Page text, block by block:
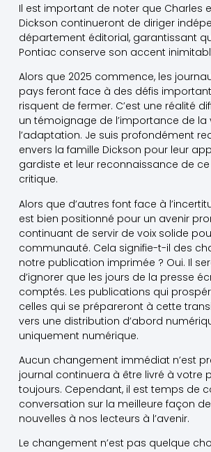
Il est important de noter que Charles
Dickson continueront de diriger
département éditorial, garantissant
Pontiac conserve son accent
Alors que 2025 commence, les
pays feront face à des défis
risquent de fermer. C’est une réalité
un témoignage de l’importance de la
l’adaptation. Je suis profondément
envers la famille Dickson pour leur
gardiste et leur reconnaissance de
critique.
Alors que d’autres font face à
est bien positionné pour un avenir
continuant de servir de voix solide
communauté. Cela signifie-t-il des
notre publication imprimée ? Oui. Il
d’ignorer que les jours de la presse
comptés. Les publications qui
celles qui se prépareront à cette
vers une distribution d’abord
uniquement numérique.
Aucun changement immédiat n’est
journal continuera à être livré à votre
toujours. Cependant, il est temps de
conversation sur la meilleure façon
nouvelles à nos lecteurs à l’avenir.
Le changement n’est pas quelque